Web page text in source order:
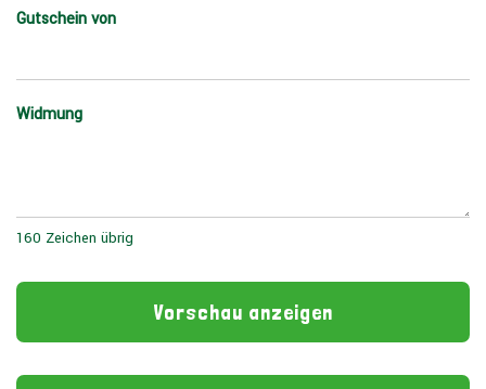
Gutschein von
Widmung
160 Zeichen übrig
Vorschau anzeigen